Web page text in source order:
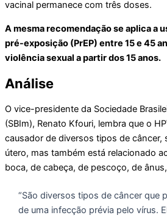
vacinal permanece com três doses.
A mesma recomendação se aplica a
pré-exposição (PrEP) entre 15 e 45
violência sexual a partir dos 15 anos.
Análise
O vice-presidente da Sociedade
(SBIm), Renato Kfouri, lembra que o
causador de diversos tipos de câncer,
útero, mas também está relacionado
boca, de cabeça, de pescoço, de
“São diversos tipos de câncer que
de uma infecção prévia pelo vírus.